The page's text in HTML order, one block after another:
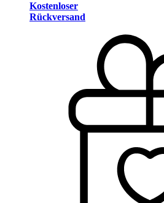
Kostenloser
Rückversand